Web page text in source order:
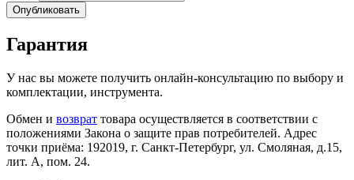
Опубликовать
Гарантия
У нас вы можете получить онлайн-консультацию по выбору и
комплектации, инструмента.
Обмен и возврат товара осуществляется в соответствии с
положениями Закона о защите прав потребителей. Адрес
точки приёма: 192019, г. Санкт-Петербург, ул. Смоляная, д.15,
лит. А, пом. 24.